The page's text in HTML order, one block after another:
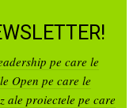
pe care le
Open pe care le
ale proiectele pe care